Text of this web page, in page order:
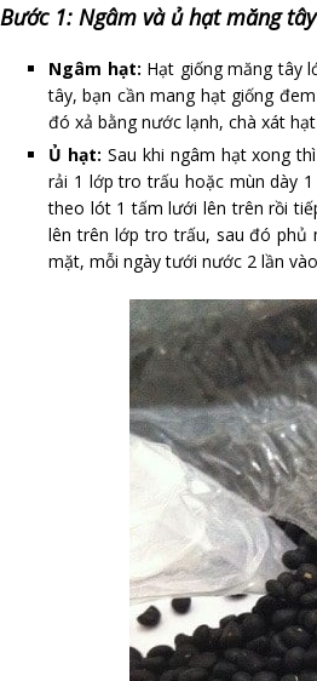
Bước 1: Ngâm và ủ hạt măng tây
Ngâm hạt: Hạt giống măng tây
tây, bạn cần mang hạt giống
đó xả bằng nước lạnh, chà xát
Ủ hạt: Sau khi ngâm hạt xong
rải 1 lớp tro trấu hoặc mùn dày
theo lót 1 tấm lưới lên trên rồi
lên trên lớp tro trấu, sau đó phủ
mặt, mỗi ngày tưới nước 2 lần